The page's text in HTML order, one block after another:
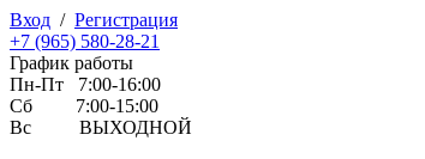
Вход / Регистрация
+7 (965) 580-28-21
График работы
Пн-Пт 7:00-16:00
Сб 7:00-15:00
Вс ВЫХОДНОЙ